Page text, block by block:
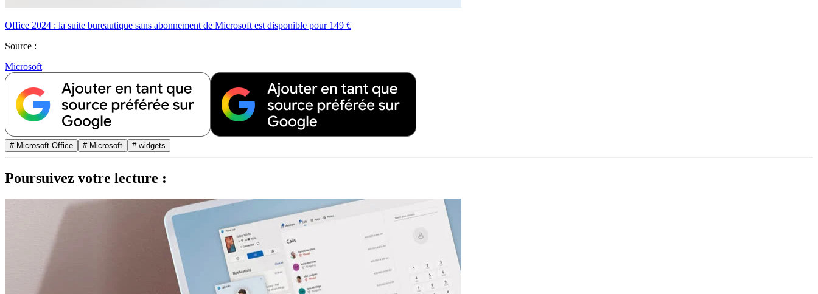
Office 2024 : la suite bureautique sans abonnement de Microsoft est disponible pour 149 €
Source :
Microsoft
# Microsoft Office # Microsoft # widgets
Poursuivez votre lecture :